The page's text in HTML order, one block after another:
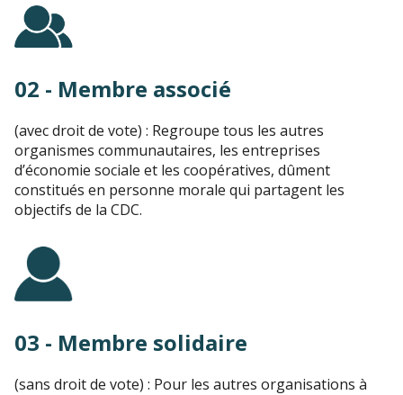
02 - Membre associé
(avec droit de vote) : Regroupe tous les autres
organismes communautaires, les entreprises
d’économie sociale et les coopératives, dûment
constitués en personne morale qui partagent les
objectifs de la CDC.
03 - Membre solidaire
(sans droit de vote) : Pour les autres organisations à